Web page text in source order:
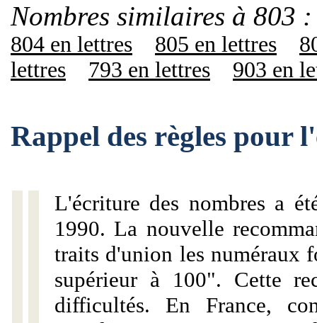
Nombres similaires à 803 :
804 en lettres 805 en lettres
lettres
793 en lettres 903 en
Rappel des règles pour
L'écriture des nombres a
1990. La nouvelle
traits d'union les numéraux
supérieur à 100". Cette
difficultés. En France,